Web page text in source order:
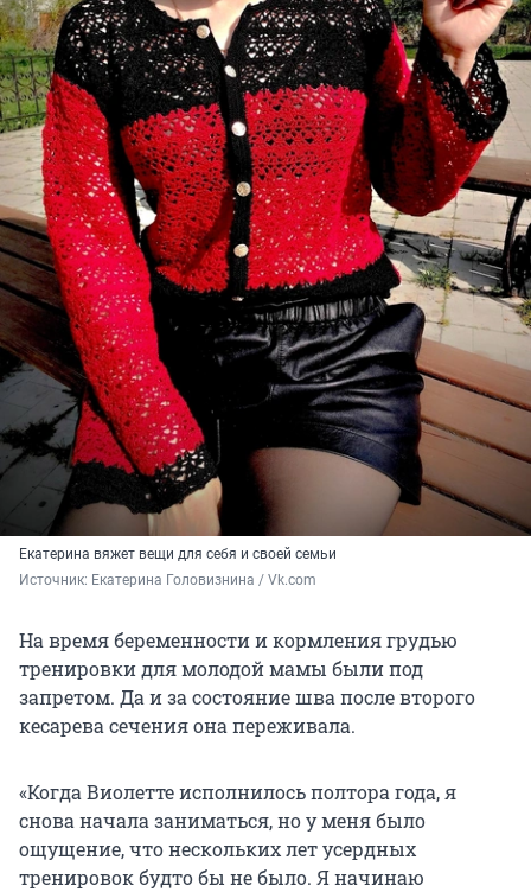
Екатерина вяжет вещи для себя и своей семьи
Источник: Екатерина Головизнина / Vk.com
На время беременности и кормления грудью
тренировки для молодой мамы были под
запретом. Да и за состояние шва после второго
кесарева сечения она переживала.
«Когда Виолетте исполнилось полтора года, я
снова начала заниматься, но у меня было
ощущение, что нескольких лет усердных
тренировок будто бы не было. Я начинаю